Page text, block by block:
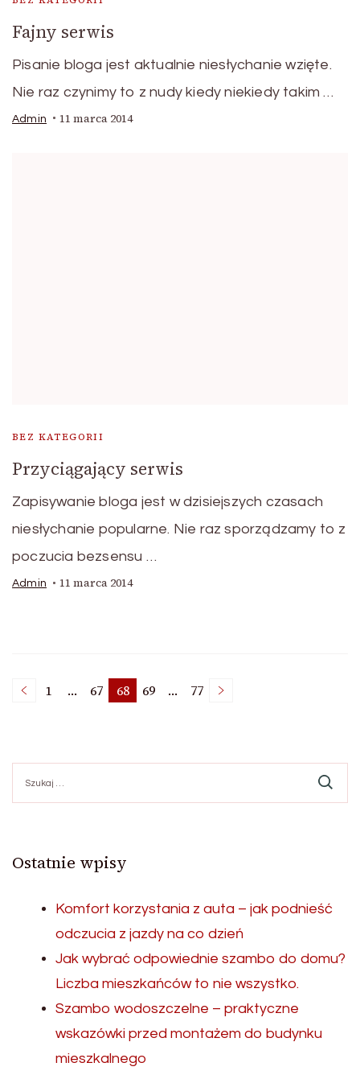
Fajny serwis
Pisanie bloga jest aktualnie niesłychanie wzięte.
Nie raz czynimy to z nudy kiedy niekiedy takim …
Admin 11 marca 2014
BEZ KATEGORII
Przyciągający serwis
Zapisywanie bloga jest w dzisiejszych czasach
niesłychanie popularne. Nie raz sporządzamy to z
poczucia bezsensu …
Admin 11 marca 2014
Stronicowanie
wpisów
Strona
1 … Strona
67 Strona
68 Strona
69 … Strona
77
Ostatnie wpisy
Komfort korzystania z auta – jak podnieść
odczucia z jazdy na co dzień
Jak wybrać odpowiednie szambo do domu?
Liczba mieszkańców to nie wszystko.
Szambo wodoszczelne – praktyczne
wskazówki przed montażem do budynku
mieszkalnego